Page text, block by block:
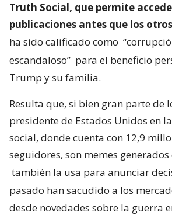
Truth Social, que permite
publicaciones antes que los
ha sido calificado como
escandaloso” para el beneficio
Trump y su familia.
Resulta que, si bien gran parte de
presidente de Estados Unidos en
social, donde cuenta con 12,9
seguidores, son memes
también la usa para anunciar
pasado han sacudido a los
desde novedades sobre la guerra